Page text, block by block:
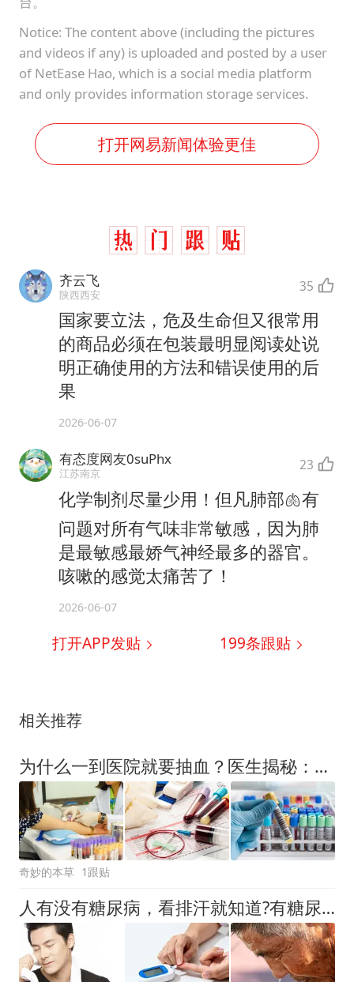
Notice: The content above (including the pictures
and videos if any) is uploaded and posted by a user
of NetEase Hao, which is a social media platform
and only provides information storage services.
打开网易新闻体验更佳
齐云飞
陕西西安 35
国家要立法，危及生命但又很常用
的商品必须在包装最明显阅读处说
明正确使用的方法和错误使用的后
果
2026-06-07
有态度网友0suPhx
江苏南京 23
化学制剂尽量少用！但凡肺部🫁有
问题对所有气味非常敏感，因为肺
是最敏感最娇气神经最多的器官。
咳嗽的感觉太痛苦了！
2026-06-07
打开APP发贴 199条跟贴
相关推荐
为什么一到医院就要抽血？医生揭秘：抽出来的血，最终去了哪里
奇妙的本草 1跟贴
人有没有糖尿病，看排汗就知道?有糖尿病的人，排汗或有2个表现